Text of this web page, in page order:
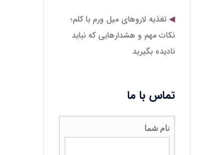
تغذیه لاروهای میل‌ ورم با کلم؛
نکات مهم و هشدارهایی که نباید
نادیده بگیرید
تماس با ما
نام شما